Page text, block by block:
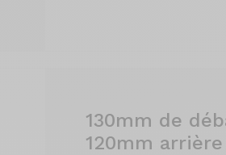
130mm de
120mm arrière